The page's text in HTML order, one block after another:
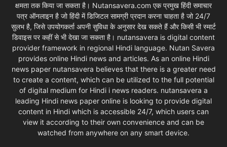
क्षमता तक किया जा सकता है। Nutansavera.com एक प्रमुख हिंदी समाचार
पत्र ऑनलाइन है जो हिंदी में डिजिटल सामग्री प्रदान करना चाहता है जो 24/7
सुलभ है, जिसे उपयोगकर्ता अपनी सुविधा के अनुसार देख सकते हैं और किसी भी स्मार्ट
डिवाइस पर कहीं से भी देखा जा सकता है। nutansavera is digital content
provider framework in regional Hindi language. Nutan Savera
provides online Hindi news and articles. As an online Hindi
news paper nutansavera believes that there is a greater need
to create a content, which can be utilized to the full potential
of digital medium for Hindi i news readers. nutansavera a
leading Hindi news paper online is looking to provide digital
content in Hindi which is accessible 24/7, which users can
view it according to their own convenience and can be
watched from anywhere on any smart device.